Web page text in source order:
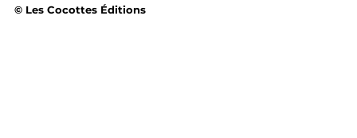
© Les Cocottes Éditions